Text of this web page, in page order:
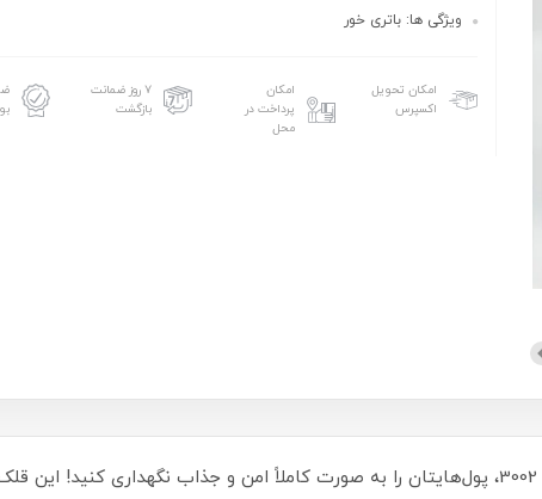
ویژگی ها: باتری خور
امکان تحویل
اکسپرس
امکان
پرداخت در
محل
۷ روز ضمانت
بازگشت
با قلک گاو صندوقی اثر انگشت دار طرح مینیون کد 3002، پول‌هایتان را به صورت کاملاً امن و جذاب